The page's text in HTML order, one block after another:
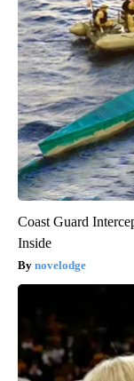
Coast Guard
Inside
novelodge